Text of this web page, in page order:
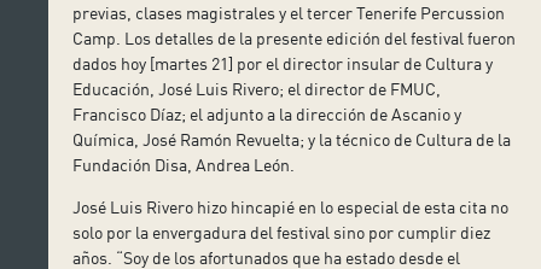
previas, clases magistrales y el tercer Tenerife Percussion
Camp. Los detalles de la presente edición del festival fueron
dados hoy [martes 21] por el director insular de Cultura y
Educación, José Luis Rivero; el director de FMUC,
Francisco Díaz; el adjunto a la dirección de Ascanio y
Química, José Ramón Revuelta; y la técnico de Cultura de la
Fundación Disa, Andrea León.
José Luis Rivero hizo hincapié en lo especial de esta cita no
solo por la envergadura del festival sino por cumplir diez
años. “Soy de los afortunados que ha estado desde el